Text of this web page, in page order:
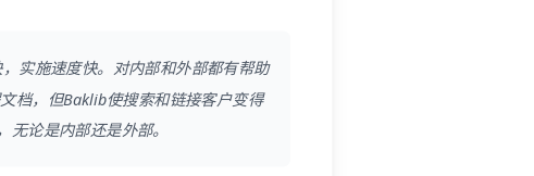
实施速度快。对内部和外部都有帮助
档，但Baklib使搜索和链接客户变得
论是内部还是外部。